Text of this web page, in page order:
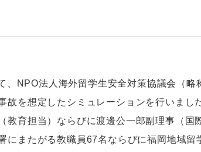
NPO法人海外留学生安全対策協議会（略
を想定したシミュレーションを行いまし
育担当）ならびに渡邊公一郎副理事（国
にまたがる教職員67名ならびに福岡地域留